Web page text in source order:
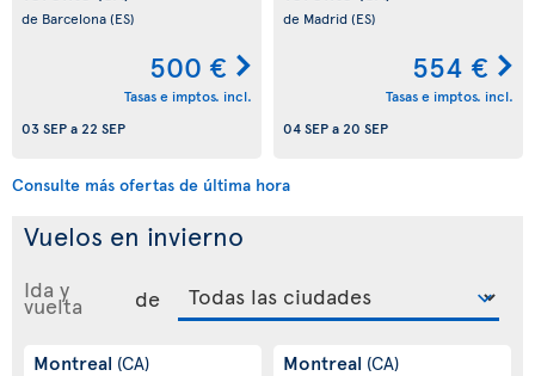
de Barcelona(ES)
500 €
Tasas e imptos. incl.
03 SEPa22 SEP
de Madrid(ES)
554 €
Tasas e imptos. incl.
04 SEPa20 SEP
Consulte más ofertas de última hora
Vuelos en invierno
Ida y
vuelta de
Montreal (CA) Montreal (CA)